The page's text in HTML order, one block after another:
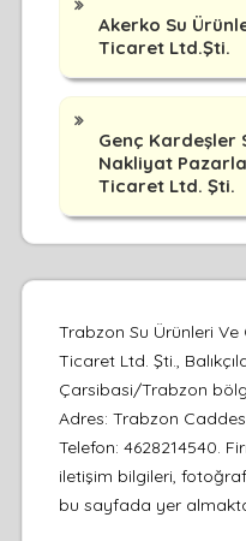
Akerko Su
Ticaret Ltd.Şti.
Genç Kardeşler
Nakliyat
Ticaret Ltd. Şti.
Trabzon Su Ürünleri Ve
Ticaret Ltd. Şti.,
Çarsibasi/Trabzon
Adres: Trabzon
Telefon: 4628214540.
iletişim bilgileri,
bu sayfada yer